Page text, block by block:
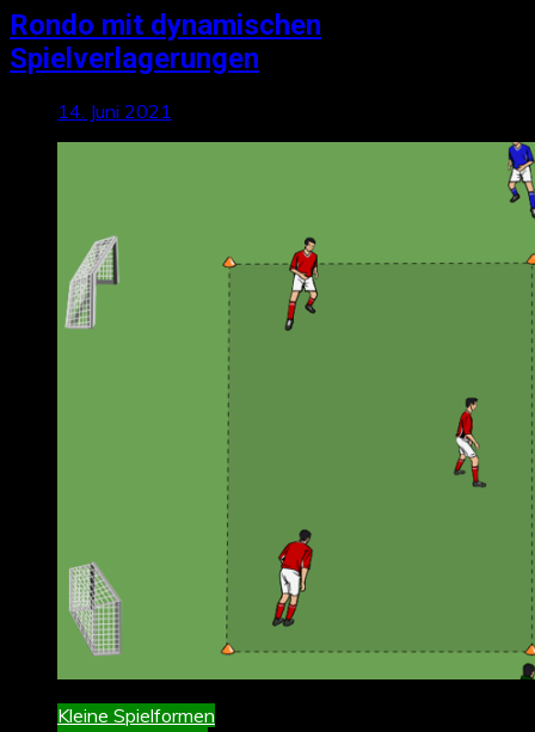
Rondo mit dynamischen
Spielverlagerungen
14. Juni 2021
Kleine Spielformen